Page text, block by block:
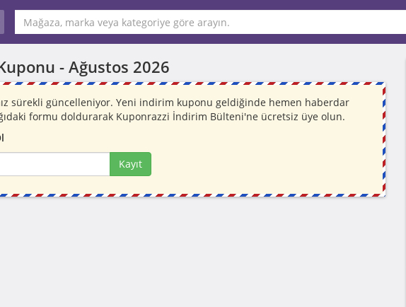
- Ağustos 2026
sürekli güncelleniyor. Yeni indirim kuponu geldiğinde hemen haberdar
formu doldurarak Kuponrazzi İndirim Bülteni'ne ücretsiz üye olun.
Kayıt